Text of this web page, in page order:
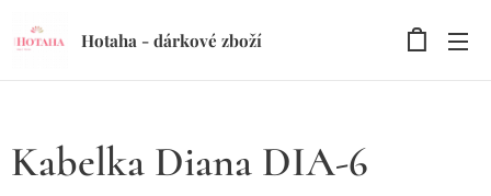
Hotaha - dárkové zboží
Kabelka Diana DIA-6